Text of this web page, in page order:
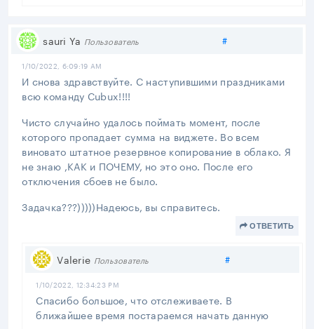
sauri Ya Пользователь #Поделиться
1/10/2022, 6:09:19 AM
И снова здравствуйте. С наступившими праздниками
всю команду Cubux!!!!
Чисто случайно удалось поймать момент, после
которого пропадает сумма на виджете. Во всем
виновато штатное резервное копирование в облако. Я
не знаю ,КАК и ПОЧЕМУ, но это оно. После его
отключения сбоев не было.
Задачка???)))))Надеюсь, вы справитесь.
ОТВЕТИТЬ
Valerie Пользователь #Поделиться
1/10/2022, 12:34:23 PM
Спасибо большое, что отслеживаете. В
ближайшее время постараемся начать данную